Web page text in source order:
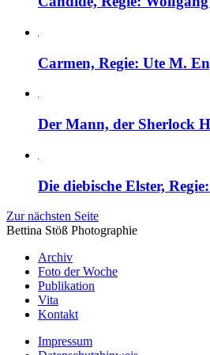
Carmen, Regie: Ute M.
Der Mann, der Sherlock
Die diebische Elster,
Zur nächsten Seite
Bettina Stöß Photographie
Archiv
Foto der Woche
Publikation
Vita
Kontakt
Impressum